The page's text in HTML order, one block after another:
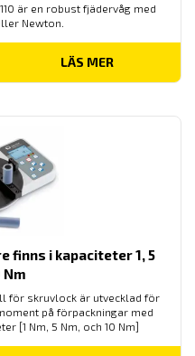
är en robust fjädervåg med
Newton.
LÄS MER
finns i kapaciteter 1, 5
Nm
för skruvlock är utvecklad för
på förpackningar med
[1 Nm, 5 Nm, och 10 Nm]